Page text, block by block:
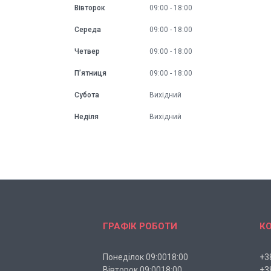
Вівторок 09:00 18:00
Середа 09:00 18:00
Четвер 09:00 18:00
Пʼятниця 09:00 18:00
Субота Вихідний
Неділя Вихідний
ГРАФІК РОБОТИ
Понеділок 09:0018:00